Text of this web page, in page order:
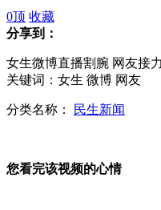
大货司机睡着连续撞
0顶 收藏
分享到：
女生微博直播割腕 网友接
关键词：女生 微博 网友
分类名称： 民生新闻
您看完该视频的心情